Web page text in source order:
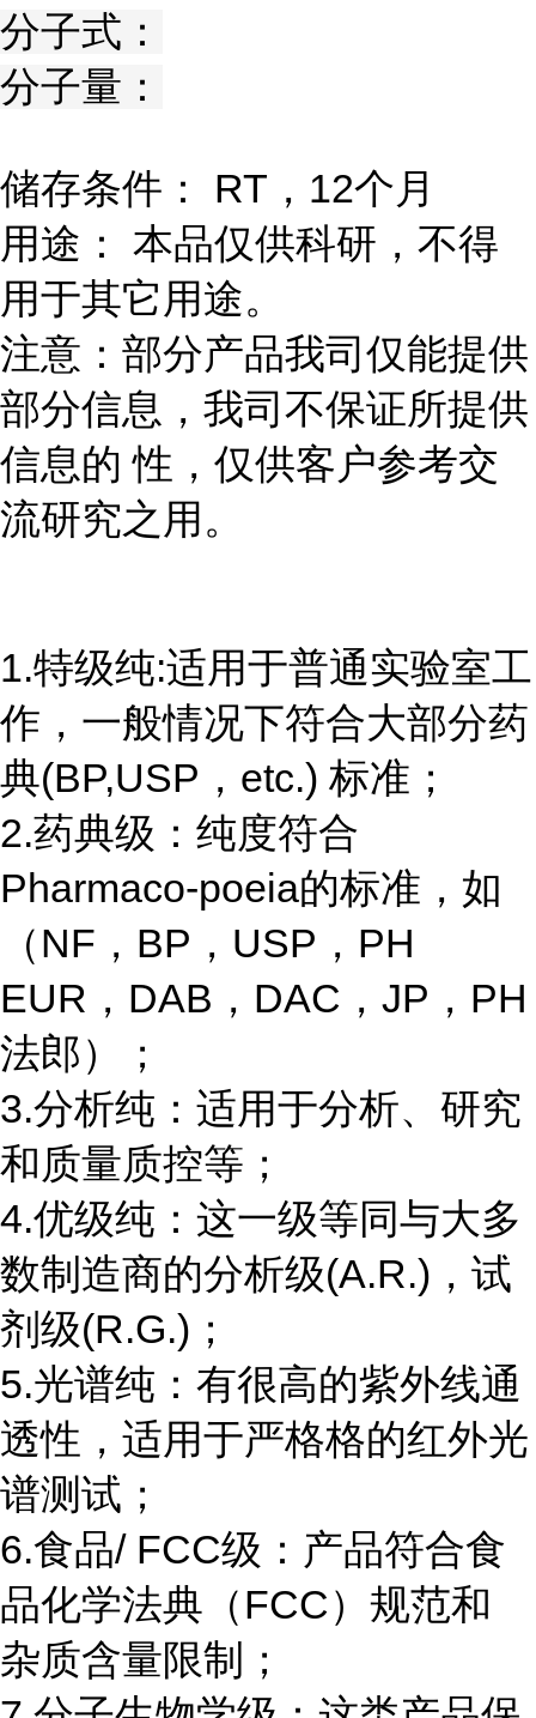
分子式：
分子量：
储存条件： RT，12个月
用途： 本品仅供科研，不得
用于其它用途。
注意：部分产品我司仅能提供
部分信息，我司不保证所提供
信息的 性，仅供客户参考交
流研究之用。
1.特级纯:适用于普通实验室工
作，一般情况下符合大部分药
典(BP,USP，etc.) 标准；
2.药典级：纯度符合
Pharmaco-poeia的标准，如
（NF，BP，USP，PH
EUR，DAB，DAC，JP，PH
法郎）；
3.分析纯：适用于分析、研究
和质量质控等；
4.优级纯：这一级等同与大多
数制造商的分析级(A.R.)，试
剂级(R.G.)；
5.光谱纯：有很高的紫外线通
透性，适用于严格格的红外光
谱测试；
6.食品/ FCC级：产品符合食
品化学法典（FCC）规范和
杂质含量限制；